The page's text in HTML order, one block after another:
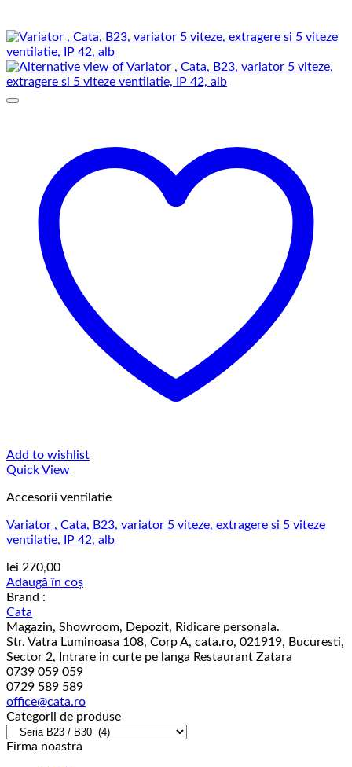
Add to wishlist
Quick View
Accesorii ventilatie
Variator , Cata, B23, variator 5 viteze, extragere si 5 viteze
ventilatie, IP 42, alb
lei 270,00
Adaugă în coș
Brand :
Cata
Magazin, Showroom, Depozit, Ridicare personala.
Str. Vatra Luminoasa 108, Corp A, cata.ro, 021919, Bucuresti,
Sector 2, Intrare in curte pe langa Restaurant Zatara
0739 059 059
0729 589 589
office@cata.ro
Categorii de produse
Firma noastra